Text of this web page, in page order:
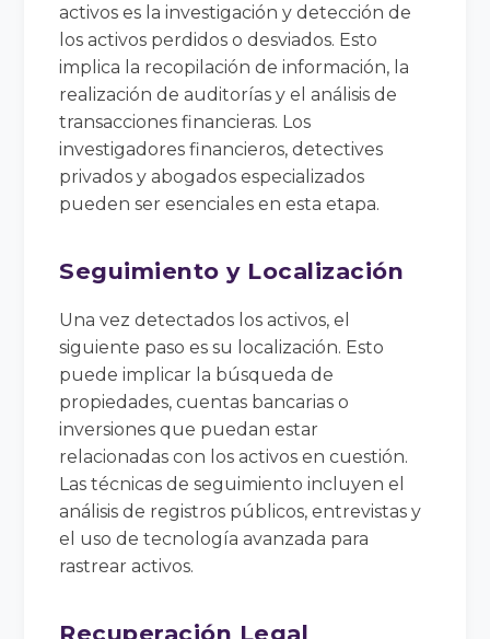
activos es la investigación y detección de
los activos perdidos o desviados. Esto
implica la recopilación de información, la
realización de auditorías y el análisis de
transacciones financieras. Los
investigadores financieros, detectives
privados y abogados especializados
pueden ser esenciales en esta etapa.
Seguimiento y Localización
Una vez detectados los activos, el
siguiente paso es su localización. Esto
puede implicar la búsqueda de
propiedades, cuentas bancarias o
inversiones que puedan estar
relacionadas con los activos en cuestión.
Las técnicas de seguimiento incluyen el
análisis de registros públicos, entrevistas y
el uso de tecnología avanzada para
rastrear activos.
Recuperación Legal